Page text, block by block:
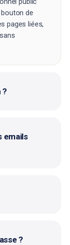
de
pages liées,
?
emails
?